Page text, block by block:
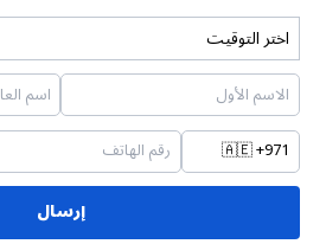
اختر التوقيت
🇦🇪+971
إرسال